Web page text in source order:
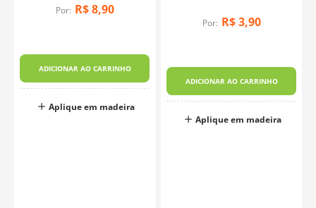
Por: R$ 8,90
ADICIONAR AO CARRINHO
Aplique em madeira
Por: R$ 3,90
ADICIONAR AO CARRINHO
Aplique em madeira